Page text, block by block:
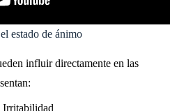
estado de ánimo
influir directamente en las
Irritabilidad